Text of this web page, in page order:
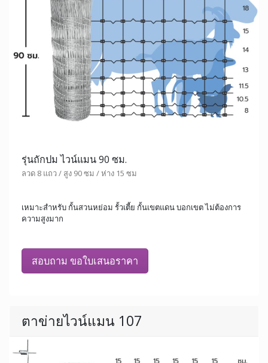
รุ่นถักปม ไวน์แมน 90 ซม.
ลวด 8 แถว / สูง 90 ซม / ห่าง 15 ซม
เหมาะสำหรับ กั้นสวนหย่อม รั้วเตี้ย กั้นเขตแดน บอกเขต ไม่ต้องการ
ความสูงมาก
สอบถาม ขอใบเสนอราคา
ตาข่ายไวน์แมน 107